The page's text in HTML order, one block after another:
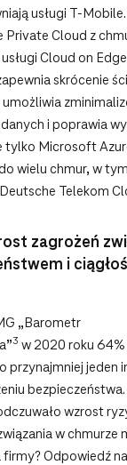
usługi
Private Cloud z
Cloud on
skrócenie
i poprawia
tylko Microsoft
wielu chmur, w
Telekom
zagrożeń
i
„Barometr
3 w 2020 roku
przynajmniej jeden
wzrost
w chmurze
Odpowiedź